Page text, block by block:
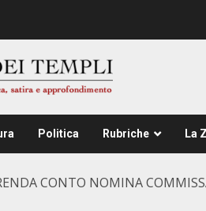
Politica Rubriche La
CONTO NOMINA